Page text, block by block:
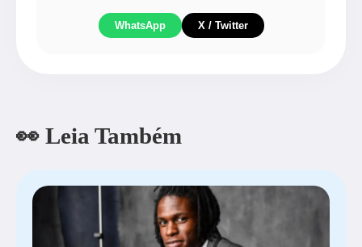
WhatsApp X / Twitter
👀 Leia Também